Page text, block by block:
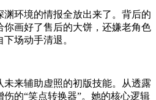
渊环境的情报全放出来了。背后的
画好了售后的大饼，还嫌老角色
场动手清退。
来辅助虚照的初版技能。从透露
的“笑点转换器”。她的核心逻辑